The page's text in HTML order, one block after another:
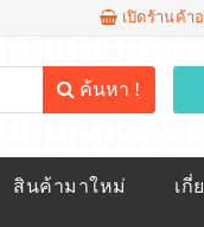
เปิดร้านค้า
ค้นหา !
สินค้ามาใหม่ เกี่